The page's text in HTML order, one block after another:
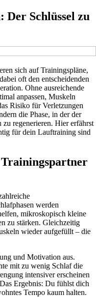
Der Schlüssel zu
sich auf Trainingspläne,
oft den entscheidenden
Ohne ausreichende
anpassen, Muskeln
Risiko für Verletzungen
die Phase, in der der
regenerieren. Hier erfährst
für dein Lauftraining sind
werden
mikroskopisch kleine
zu stärken. Gleichzeitig
wieder aufgefüllt – die
und Motivation aus.
mit zu wenig Schlaf die
intensiver erscheinen
Ergebnis: Du fühlst dich
Tempo kaum halten.